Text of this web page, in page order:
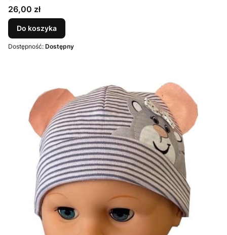
Cena
26,00 zł
Do koszyka
Dostępność: Dostępny